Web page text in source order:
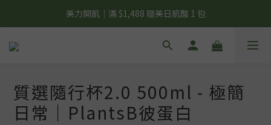
夏日輕補給｜500g 植物蛋白最低 $373 起
美力開肌｜滿 $1,488 贈美日肌酸 1 包
夏日輕補給｜500g 植物蛋白最低 $373 起
質選隨行杯2.0 500ml - 極簡
日常｜PlantsB彼蛋白